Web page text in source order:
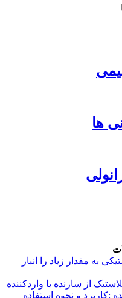
ها
به مقدار زیاد را انبار
از سازنده یا واردکننده
:کاربرد و نحوه استفاده